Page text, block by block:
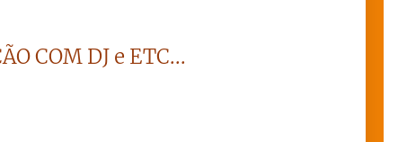
COM DJ e ETC...